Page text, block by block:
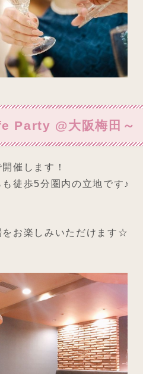
Party @大阪梅田～
催します！
徒歩5分圏内の立地です♪
をお楽しみいただけます☆